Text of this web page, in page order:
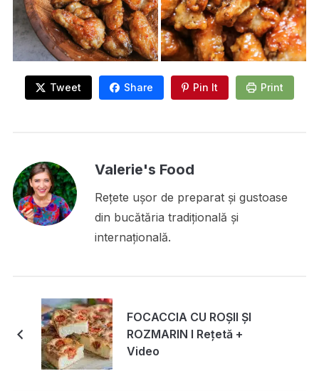
Tweet Share Pin It Print
Valerie's Food
Rețete ușor de preparat și gustoase
din bucătăria tradițională și
internațională.
FOCACCIA CU ROȘII ȘI
ROZMARIN I Rețetă +
Video